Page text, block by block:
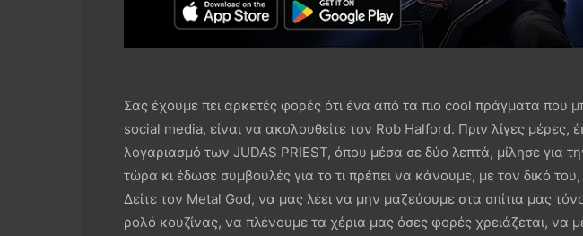
Σας έχουμε πει αρκετές φορές ότι ένα από τα πιο cool πράγματα που
social media, είναι να ακολουθείτε τον Rob Halford. Πριν λίγες μέρες,
λογαριασμό των JUDAS PRIEST, όπου μέσα σε δύο λεπτά, μίλησε για
τώρα κι έδωσε συμβουλές για το τι πρέπει να κάνουμε, με τον δικό
Δείτε τον Metal God, να μας λέει να μην μαζεύουμε στα σπίτια μας
ρολό κουζίνας, να πλένουμε τα χέρια μας όσες φορές χρειάζεται, να